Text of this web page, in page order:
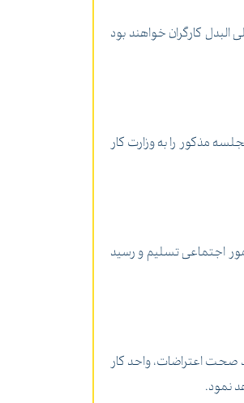
البدل کارگران خواهند بود
مذکور را به وزارت کار
اجتماعی تسلیم و رسید
صحت اعتراضات، واحد کار